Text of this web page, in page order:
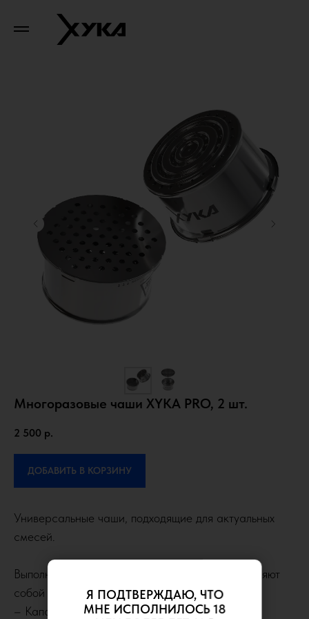
Я ПОДТВЕРЖДАЮ, ЧТО
МНЕ ИСПОЛНИЛОСЬ 18
Многоразовые чаши XYKA PRO, 2 шт.
2 500 р.
ДОБАВИТЬ В КОРЗИНУ
Универсальные чаши, подходящие для актуальных
смесей.
Выполнены из нержавеющей стали и представляют
собой трёхкомпонентную конструкцию:
– Капсула для укладки смеси.